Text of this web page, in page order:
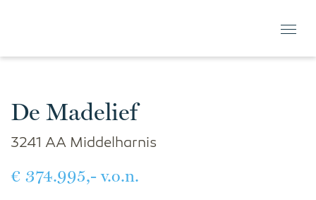
De Madelief
3241 AA Middelharnis
€ 374.995,- v.o.n.